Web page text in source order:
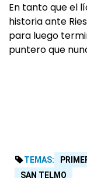
En tanto que el
historia ante
para luego
puntero que
TEMAS:
SAN TELMO